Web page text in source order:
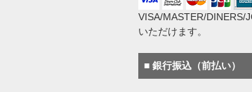
VISA/MASTER/DINERS/
いただけます。
■ 銀行振込（前払い）